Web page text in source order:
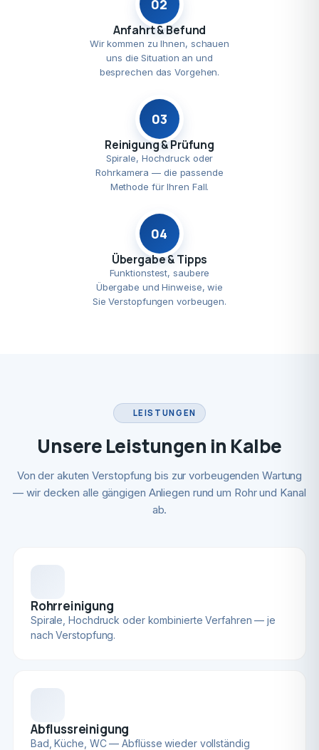
02
Anfahrt & Befund
Wir kommen zu Ihnen, schauen
uns die Situation an und
besprechen das Vorgehen.
03
Reinigung & Prüfung
Spirale, Hochdruck oder
Rohrkamera — die passende
Methode für Ihren Fall.
04
Übergabe & Tipps
Funktionstest, saubere
Übergabe und Hinweise, wie
Sie Verstopfungen vorbeugen.
LEISTUNGEN
Unsere Leistungen in Kalbe
Von der akuten Verstopfung bis zur vorbeugenden Wartung
— wir decken alle gängigen Anliegen rund um Rohr und Kanal
ab.
Rohrreinigung
Spirale, Hochdruck oder kombinierte Verfahren — je
nach Verstopfung.
Abflussreinigung
Bad, Küche, WC — Abflüsse wieder vollständig